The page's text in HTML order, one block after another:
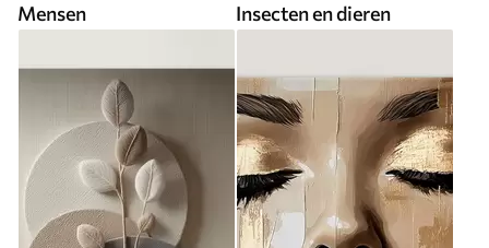
Mensen Insecten en dieren